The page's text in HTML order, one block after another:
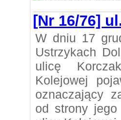
[Nr 16/76]
W dniu 17
Ustrzykach
ulicę
Kolejowej
oznaczający
od strony